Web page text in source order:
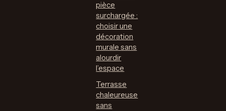
pièce
surchargée :
choisir une
décoration
murale sans
alourdir
l’espace
Terrasse
chaleureuse
sans